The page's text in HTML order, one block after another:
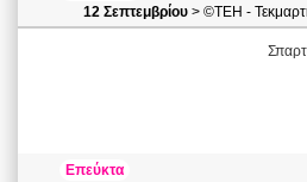
12 Σεπτεμβρίου > ©ΤΕΗ -
Επεύκτα